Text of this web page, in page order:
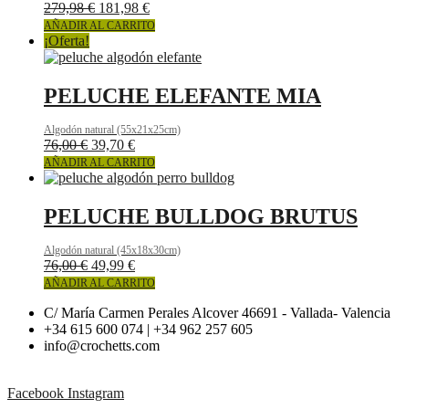
279,98€ 181,98 €
AÑADIR AL CARRITO
¡Oferta!
PELUCHE ELEFANTE MIA
Algodón natural (55x21x25cm)
76,00€ El
precio
original
76,00 €.
39,70 €El
precio
actual
39,70 €.
AÑADIR AL CARRITO
PELUCHE BULLDOG BRUTUS
Algodón natural (45x18x30cm)
76,00€ 49,99 €
AÑADIR AL CARRITO
C/ María Carmen Perales Alcover 46691 - Vallada- Valencia
+34 615 600 074 | +34 962 257 605
info@crochetts.com
Facebook Instagram